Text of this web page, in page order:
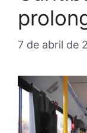
7 de abril de